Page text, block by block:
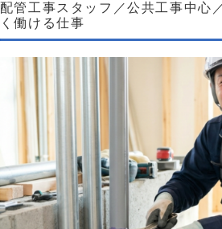
配管工事スタッフ／公共工事中心
く働ける仕事